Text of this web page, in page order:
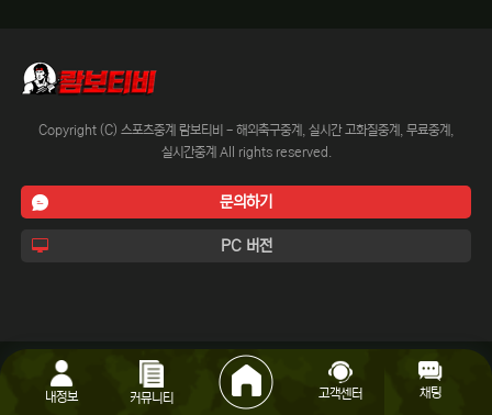
Copyright (C) 스포츠중계 람보티비 - 해외축구중계, 실시간 고화질중계, 무료중계,
실시간중계 All rights reserved.
문의하기
PC 버전
내정보 커뮤니티 고객센터 채팅